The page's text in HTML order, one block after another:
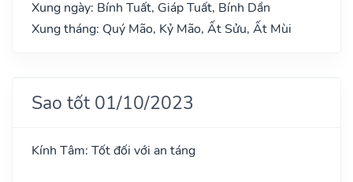
Xung ngày: Bính Tuất, Giáp Tuất, Bính Dần
Xung tháng: Quý Mão, Kỷ Mão, Ất Sửu, Ất Mùi
Sao tốt 01/10/2023
Kính Tâm: Tốt đối với an táng